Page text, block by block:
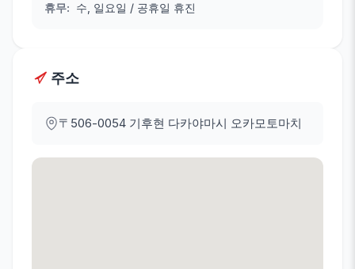
휴무: 수, 일요일 / 공휴일 휴진
주소
〒506-0054 기후현 다카야마시 오카모토마치